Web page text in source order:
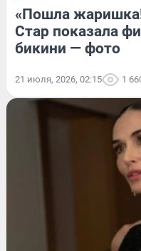
«Пошла
Стар показала
бикини — фото
21 июля, 2026, 02:15 1